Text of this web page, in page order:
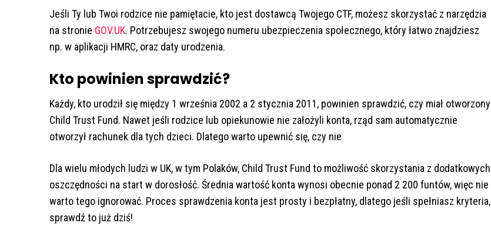
Jeśli Ty lub Twoi rodzice nie pamiętacie, kto jest dostawcą Twojego CTF, możesz skorzystać z narzędzia
na stronie GOV.UK. Potrzebujesz swojego numeru ubezpieczenia społecznego, który łatwo znajdziesz
np. w aplikacji HMRC, oraz daty urodzenia.
Kto powinien sprawdzić?
Każdy, kto urodził się między 1 września 2002 a 2 stycznia 2011, powinien sprawdzić, czy miał otworzony
Child Trust Fund. Nawet jeśli rodzice lub opiekunowie nie założyli konta, rząd sam automatycznie
otworzył rachunek dla tych dzieci. Dlatego warto upewnić się, czy nie
Dla wielu młodych ludzi w UK, w tym Polaków, Child Trust Fund to możliwość skorzystania z dodatkowych
oszczędności na start w dorosłość. Średnia wartość konta wynosi obecnie ponad 2 200 funtów, więc nie
warto tego ignorować. Proces sprawdzenia konta jest prosty i bezpłatny, dlatego jeśli spełniasz kryteria,
sprawdź to już dziś!